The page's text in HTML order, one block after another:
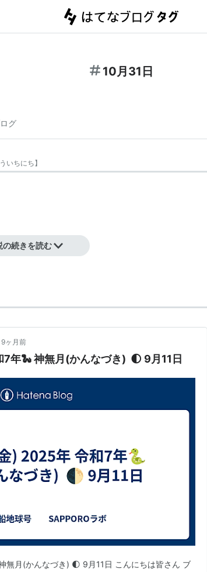
10月31日
グ
いちにち】
の続きを読む
9ヶ月前
年🐍 神無月(かんなづき) 🌓 9月11日
無月(かんなづき) 🌓 9月11日 こんにちは皆さん ブ